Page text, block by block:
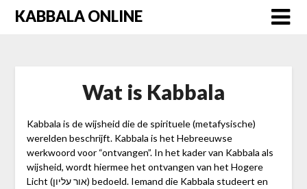
SkipKABBALA ONLINE
Wat is Kabbala
Kabbala is de wijsheid die de spirituele (metafysische)
werelden beschrijft. Kabbala is het Hebreeuwse
werkwoord voor “ontvangen”. In het kader van Kabbala als
wijsheid, wordt hiermee het ontvangen van het Hogere
Licht (אור עליון) bedoeld. Iemand die Kabbala studeert en